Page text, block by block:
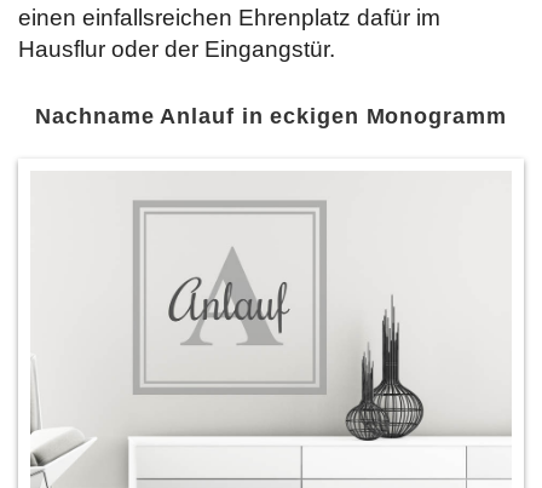
einen einfallsreichen Ehrenplatz dafür im
Hausflur oder der Eingangstür.
Nachname Anlauf in eckigen Monogramm